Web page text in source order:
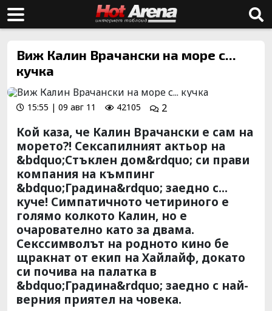
Виж Калин Врачански на море с...
кучка
15:55 | 09 авг 11 42105 2
Кой каза, че Калин Врачански е сам на
морето?! Сексапилният актьор на
&bdquo;Стъклен дом&rdquo; си прави
компания на къмпинг
&bdquo;Градина&rdquo; заедно с...
куче! Симпатичното четириного е
голямо колкото Калин, но е
очарователно като за двама.
Секссимволът на родното кино бе
щракнат от екип на Хайлайф, докато
си почива на палатка в
&bdquo;Градина&rdquo; заедно с най-
верния приятел на човека.